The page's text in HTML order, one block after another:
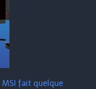
MSI fait quelque